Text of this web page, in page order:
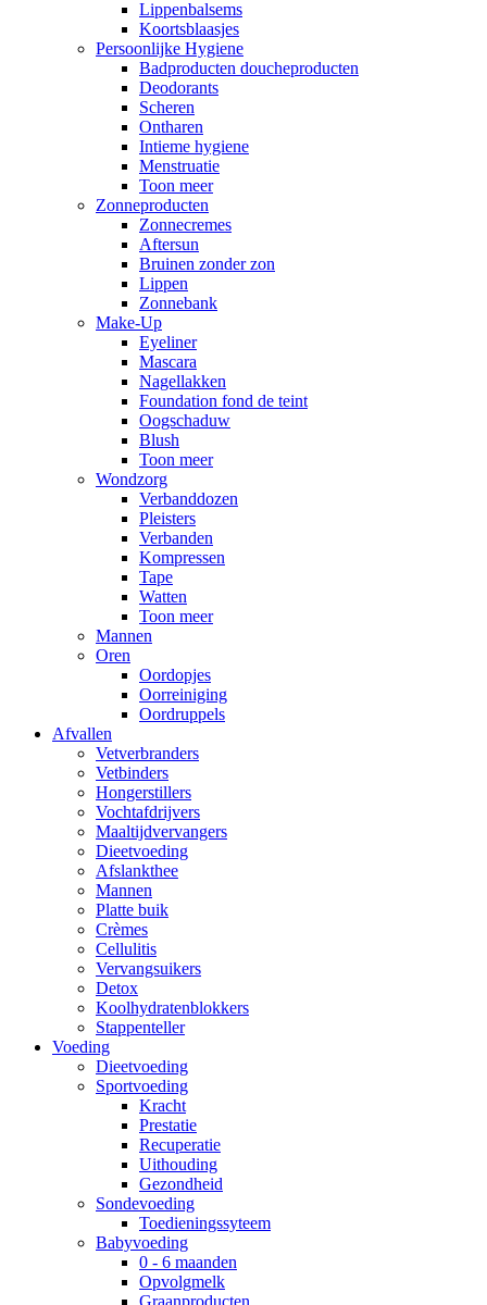
Lippenbalsems
Koortsblaasjes
Persoonlijke Hygiene
Badproducten doucheproducten
Deodorants
Scheren
Ontharen
Intieme hygiene
Menstruatie
Toon meer
Zonneproducten
Zonnecremes
Aftersun
Bruinen zonder zon
Lippen
Zonnebank
Make-Up
Eyeliner
Mascara
Nagellakken
Foundation fond de teint
Oogschaduw
Blush
Toon meer
Wondzorg
Verbanddozen
Pleisters
Verbanden
Kompressen
Tape
Watten
Toon meer
Mannen
Oren
Oordopjes
Oorreiniging
Oordruppels
Afvallen
Vetverbranders
Vetbinders
Hongerstillers
Vochtafdrijvers
Maaltijdvervangers
Dieetvoeding
Afslankthee
Mannen
Platte buik
Crèmes
Cellulitis
Vervangsuikers
Detox
Koolhydratenblokkers
Stappenteller
Voeding
Dieetvoeding
Sportvoeding
Kracht
Prestatie
Recuperatie
Uithouding
Gezondheid
Sondevoeding
Toedieningssyteem
Babyvoeding
0 - 6 maanden
Opvolgmelk
Graanproducten